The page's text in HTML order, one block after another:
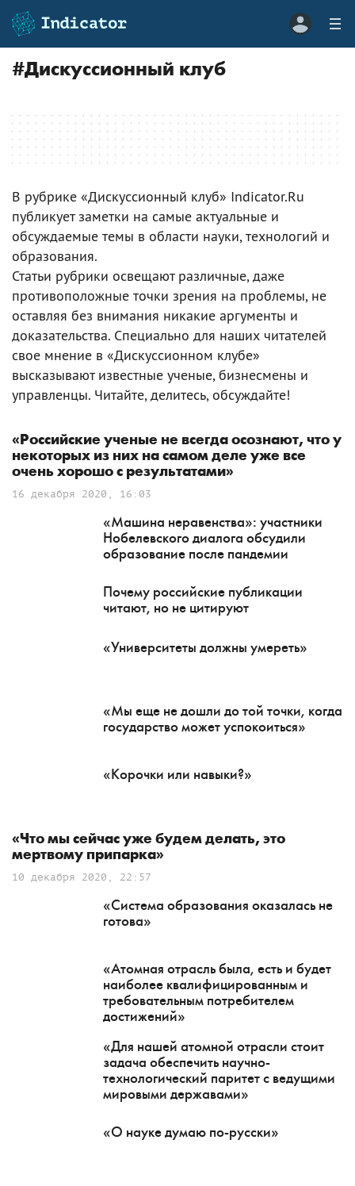
#Дискуссионный клуб
В рубрике «Дискуссионный клуб» Indicator.Ru
публикует заметки на самые актуальные и
обсуждаемые темы в области науки, технологий и
образования.
Статьи рубрики освещают различные, даже
противоположные точки зрения на проблемы, не
оставляя без внимания никакие аргументы и
доказательства. Специально для наших читателей
свое мнение в «Дискуссионном клубе»
высказывают известные ученые, бизнесмены и
управленцы. Читайте, делитесь, обсуждайте!
«Российские ученые не всегда осознают, что у
некоторых из них на самом деле уже все
очень хорошо с результатами»
16 декабря 2020, 16:03
«Машина неравенства»: участники
Нобелевского диалога обсудили
образование после пандемии
Почему российские публикации
читают, но не цитируют
«Университеты должны умереть»
«Мы еще не дошли до той точки, когда
государство может успокоиться»
«Корочки или навыки?»
«Что мы сейчас уже будем делать, это
мертвому припарка»
10 декабря 2020, 22:57
«Система образования оказалась не
готова»
«Атомная отрасль была, есть и будет
наиболее квалифицированным и
требовательным потребителем
достижений»
«Для нашей атомной отрасли стоит
задача обеспечить научно-
технологический паритет с ведущими
мировыми державами»
«О науке думаю по-русски»